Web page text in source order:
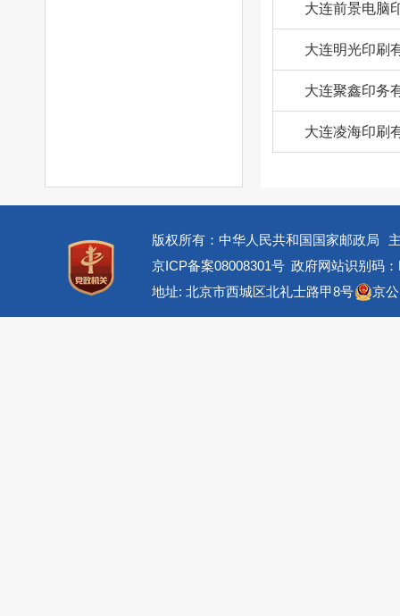
大连前景电脑
大连明光印刷
大连聚鑫印务
大连凌海印刷
版权所有：中华人民共和国国家邮政局
京ICP备案08008301号 政府网站识别码
地址: 北京市西城区北礼士路甲8号
京